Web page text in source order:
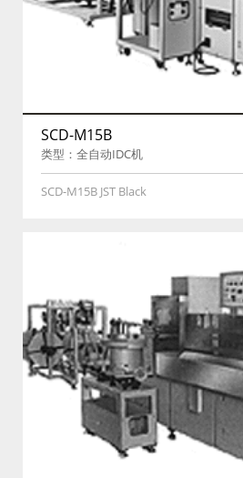
SCD-M15B
类型：全自动IDC机
SCD-M15B JST Black